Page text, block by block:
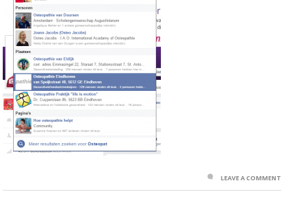
LEAVE A COMMENT